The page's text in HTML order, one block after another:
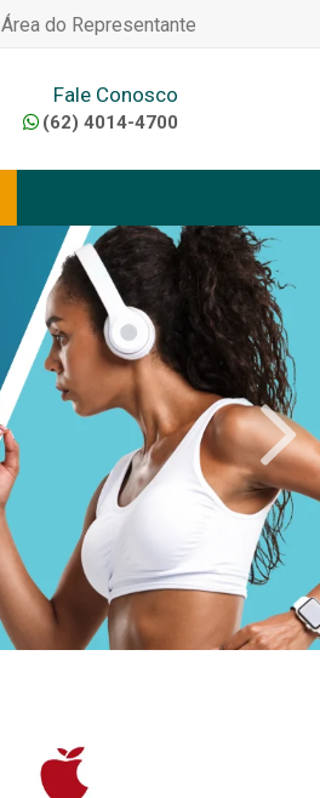
Área do Representante
Fale Conosco
(62) 4014-4700